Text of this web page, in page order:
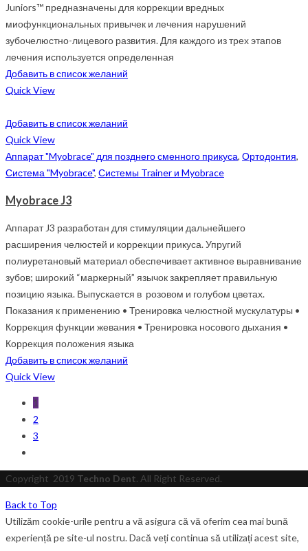
Juniors™ предназначены для коррекции вредных
миофункциональных привычек и лечения нарушений
зубочелюстно-лицевого развития. Для каждого из трех этапов
лечения используется определенная
Добавить в список желаний
Quick View
Добавить в список желаний
Quick View
Аппарат "Myobrace" для позднего сменного прикуса, Ортодонтия,
Система "Myobrace", Системы Trainer и Myobrace
Myobrace J3
Аппарат J3 разработан для стимуляции дальнейшего
расширения челюстей и коррекции прикуса. Упругий
полиуретановый материал обеспечивает активное выравнивание
зубов; широкий “маркерный” язычок закрепляет правильную
позицию языка. Выпускается в розовом и голубом цветах.
Показания к применению • Тренировка челюстной мускулатуры •
Коррекция функции жевания • Тренировка носового дыхания •
Коррекция положения языка
Добавить в список желаний
Quick View
1
2
3
Copyright 2019 Techno Dent. All Right Reserved.
Back to Top
Utilizăm cookie-urile pentru a vă asigura că vă oferim cea mai bună
experiență pe site-ul nostru. Dacă veți continua să utilizați acest site,